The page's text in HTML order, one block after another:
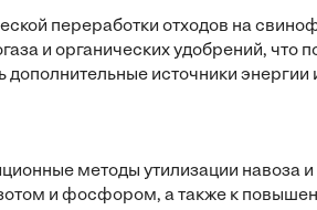
переработки отходов на
и органических удобрений, что
источники энергии
методы утилизации навоза и
и фосфором, а также к